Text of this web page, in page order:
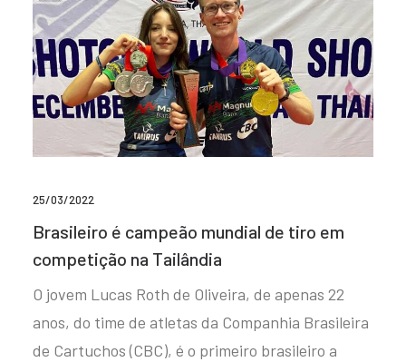
25/03/2022
Brasileiro é campeão mundial de tiro em
competição na Tailândia
O jovem Lucas Roth de Oliveira, de apenas 22
anos, do time de atletas da Companhia Brasileira
de Cartuchos (CBC), é o primeiro brasileiro a